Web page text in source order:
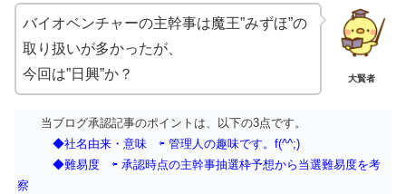
大賢者
バイオベンチャーの主幹事は魔王”みずほ”の
取り扱いが多かったが、
今回は”日興”か？
当ブログ承認記事のポイントは、以下の3点です。
◆社名由来・意味 ⇦ 管理人の趣味です。f(^^;)
◆難易度 ⇦ 承認時点の主幹事抽選枠予想から当選難易度を考
察